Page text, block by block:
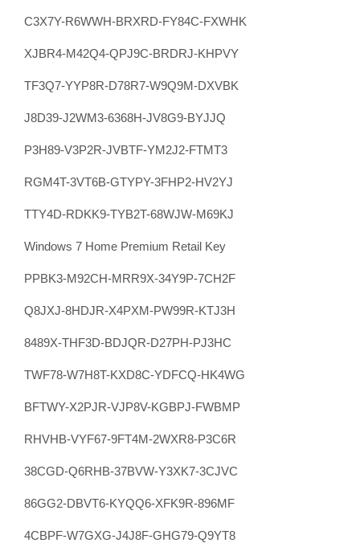
C3X7Y-R6WWH-BRXRD-FY84C-FXWHK
XJBR4-M42Q4-QPJ9C-BRDRJ-KHPVY
TF3Q7-YYP8R-D78R7-W9Q9M-DXVBK
J8D39-J2WM3-6368H-JV8G9-BYJJQ
P3H89-V3P2R-JVBTF-YM2J2-FTMT3
RGM4T-3VT6B-GTYPY-3FHP2-HV2YJ
TTY4D-RDKK9-TYB2T-68WJW-M69KJ
Windows 7 Home Premium Retail Key
PPBK3-M92CH-MRR9X-34Y9P-7CH2F
Q8JXJ-8HDJR-X4PXM-PW99R-KTJ3H
8489X-THF3D-BDJQR-D27PH-PJ3HC
TWF78-W7H8T-KXD8C-YDFCQ-HK4WG
BFTWY-X2PJR-VJP8V-KGBPJ-FWBMP
RHVHB-VYF67-9FT4M-2WXR8-P3C6R
38CGD-Q6RHB-37BVW-Y3XK7-3CJVC
86GG2-DBVT6-KYQQ6-XFK9R-896MF
4CBPF-W7GXG-J4J8F-GHG79-Q9YT8